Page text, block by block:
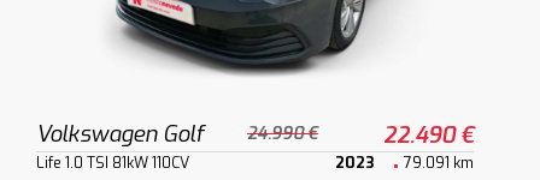
Volkswagen Golf 24.990 € 22.490 €
Life 1.0 TSI 81kW 110CV 2023 79.091 km